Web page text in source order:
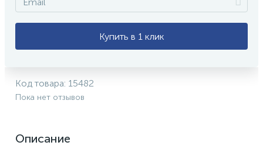
Купить в 1 клик
Код товара: 15482
Пока нет отзывов
Описание